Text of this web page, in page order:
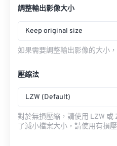
調整輸出影像大小
Keep original size
如果需要調整輸出影像的大小
壓縮法
LZW (Default)
對於無損壓縮，請使用 LZW
了減小檔案大小，請使用有損